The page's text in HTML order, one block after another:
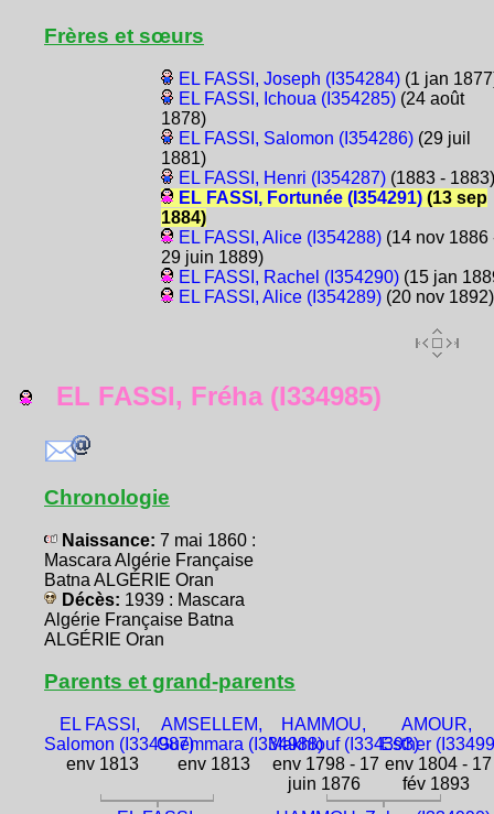
Frères et sœurs
EL FASSI, Joseph (I354284)(1 jan
EL FASSI, Ichoua (I354285)(24 août
1878)
EL FASSI, Salomon (I354286)(29 juil
1881)
EL FASSI, Henri (I354287)(1883 - 1883)
EL FASSI, Fortunée (I354291)(13 sep
1884)
EL FASSI, Alice (I354288)(14 nov 1886
29 juin 1889)
EL FASSI, Rachel (I354290)(15 jan
EL FASSI, Alice (I354289)(20 nov 1892)
EL FASSI, Fréha (I334985)
Chronologie
Naissance: 7 mai 1860 :
Mascara Algérie Française
Batna ALGÉRIE Oran
Décès: 1939 : Mascara
Algérie Française Batna
ALGÉRIE Oran
Parents et grand-parents
EL FASSI,
Salomon (I334987)
env 1813
AMSELLEM,
Guemmara (I334988)
env 1813
HAMMOU,
Makhlouf (I334393)
env 1798 - 17
juin 1876
AMOUR,
Esther
env 1804 - 17
fév 1893